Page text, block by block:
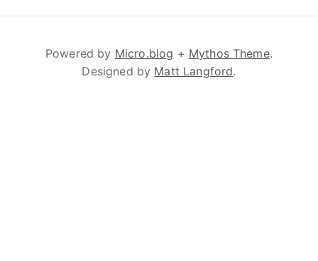
Powered by Micro.blog + Mythos Theme.
Designed by Matt Langford.